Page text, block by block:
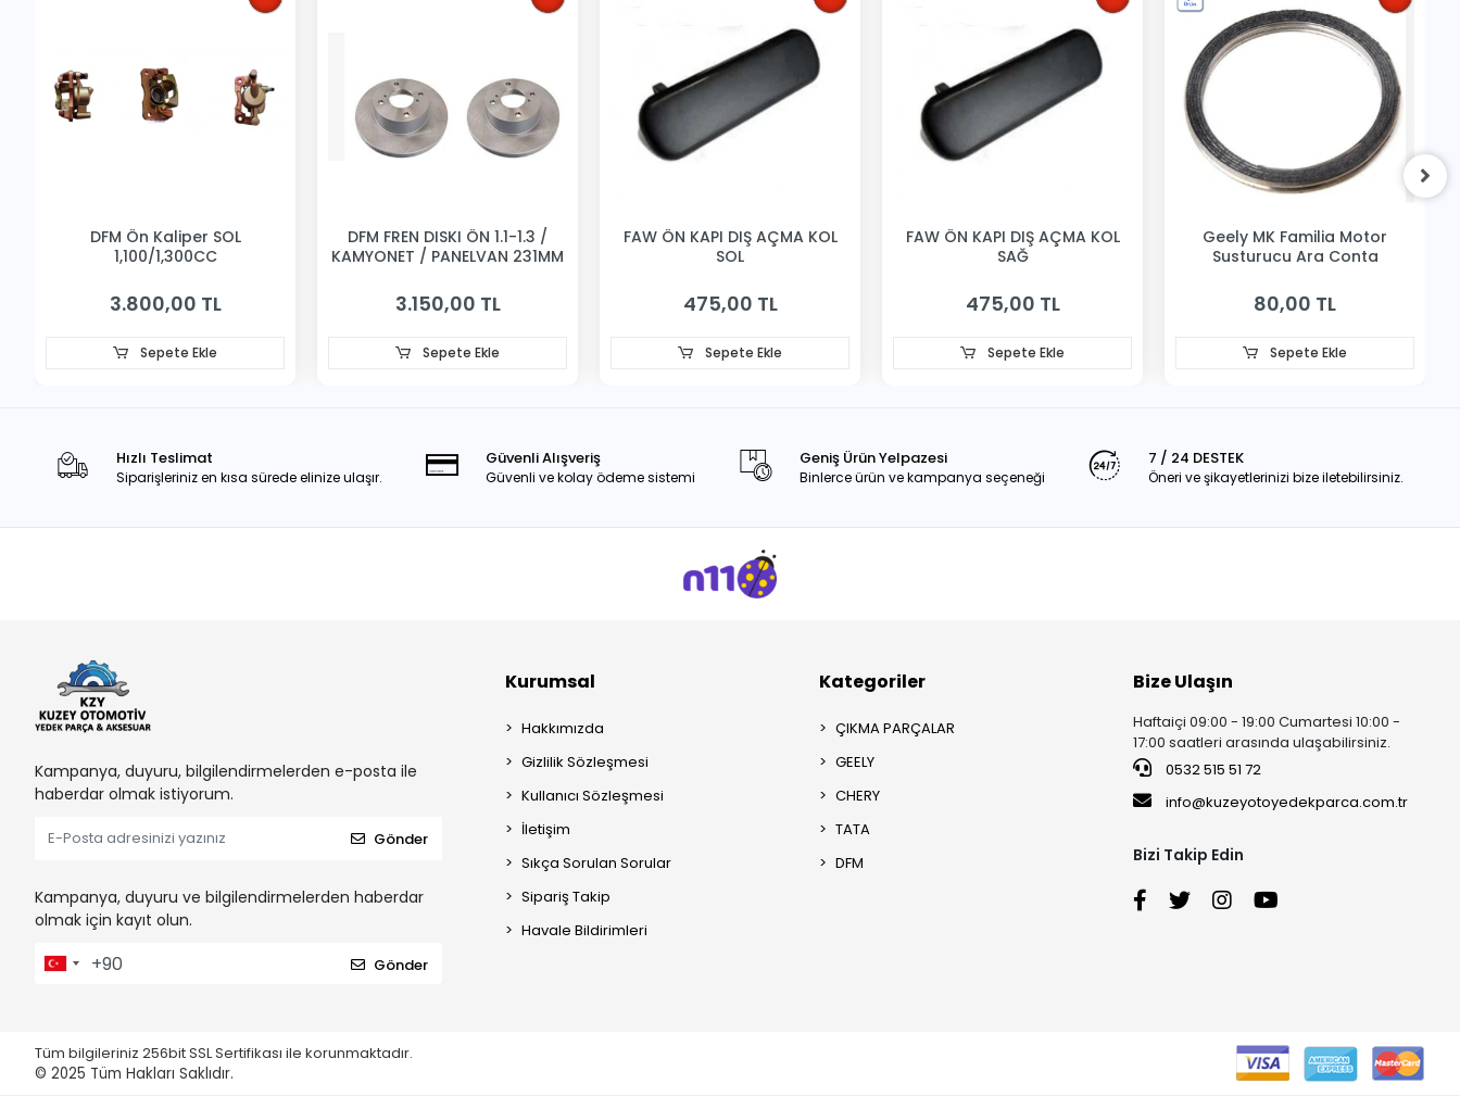
DFM Ön Kaliper SOL
1,100/1,300CC
3.800,00 TL
Sepete Ekle
DFM FREN DISKI ÖN 1.1-1.3 /
KAMYONET / PANELVAN 231MM
3.150,00 TL
Sepete Ekle
FAW ÖN KAPI DIŞ AÇMA KOL
SOL
475,00 TL
Sepete Ekle
FAW ÖN KAPI DIŞ AÇMA KOL
SAĞ
475,00 TL
Sepete Ekle
Geely MK Familia Motor
Susturucu Ara Conta
80,00 TL
Sepete Ekle
Hızlı Teslimat
Siparişleriniz en kısa sürede elinize ulaşır.
Güvenli Alışveriş
Güvenli ve kolay ödeme sistemi
Geniş Ürün Yelpazesi
Binlerce ürün ve kampanya seçeneği
7 / 24 DESTEK
Öneri ve şikayetlerinizi bize iletebilirsiniz.
Kampanya, duyuru, bilgilendirmelerden e-posta ile
haberdar olmak istiyorum.
Gönder
Kampanya, duyuru ve bilgilendirmelerden haberdar
olmak için kayıt olun.
Gönder
Kurumsal
Hakkımızda
Gizlilik Sözleşmesi
Kullanıcı Sözleşmesi
İletişim
Sıkça Sorulan Sorular
Sipariş Takip
Havale Bildirimleri
Kategoriler
ÇIKMA PARÇALAR
GEELY
CHERY
TATA
DFM
Bize Ulaşın
Haftaiçi 09:00 - 19:00 Cumartesi 10:00 -
17:00 saatleri arasında ulaşabilirsiniz.
0532 515 51 72
info@kuzeyotoyedekparca.com.tr
Bizi Takip Edin
Tüm bilgileriniz 256bit SSL Sertifikası ile korunmaktadır.
© 2025 Tüm Hakları Saklıdır.